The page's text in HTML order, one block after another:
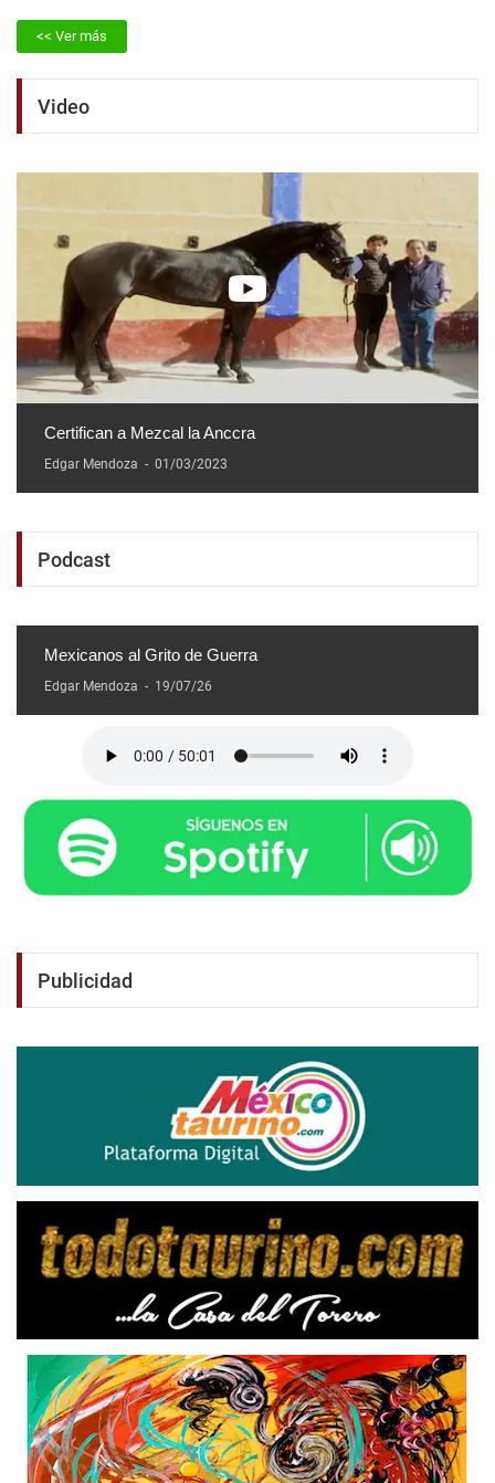
<< Ver más
Video
Certifican a Mezcal la Anccra
Edgar Mendoza - 01/03/2023
Podcast
Mexicanos al Grito de Guerra
Edgar Mendoza - 19/07/26
Publicidad